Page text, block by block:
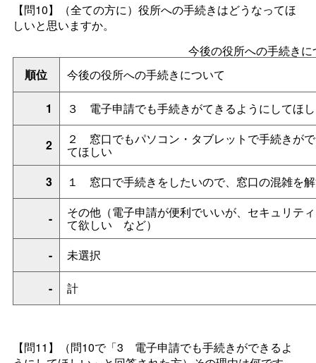
【問10】
（全ての方に）役所への手続きはどうなってほ
しいと思いますか。
今後の役所への手続き
順位
今後の役所への手続きについて
1 ３ 電子申請でも手続きがてきるようにしてほ
2 ２ 窓口でもパソコン・タブレットで手続きが
てほしい
3
１ 窓口で手続きをしたいので、窓口の混雑を
- その他（電子申請が便利でいいが、セキュリテ
て欲しい など）
-
未選択
- 計
【問11】 （問10で「3 電子申請でも手続きができるよ